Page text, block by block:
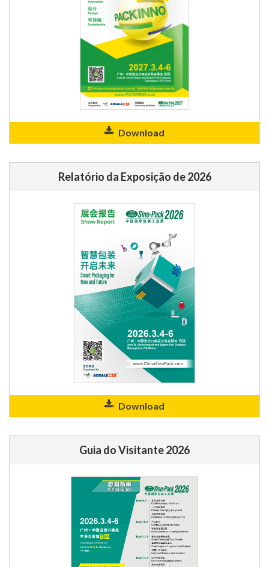
Download
Relatório da Exposição de 2026
Download
Guia do Visitante 2026